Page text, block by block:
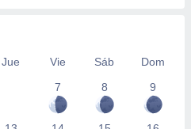
Jue Vie Sáb
Dom
7
8 9